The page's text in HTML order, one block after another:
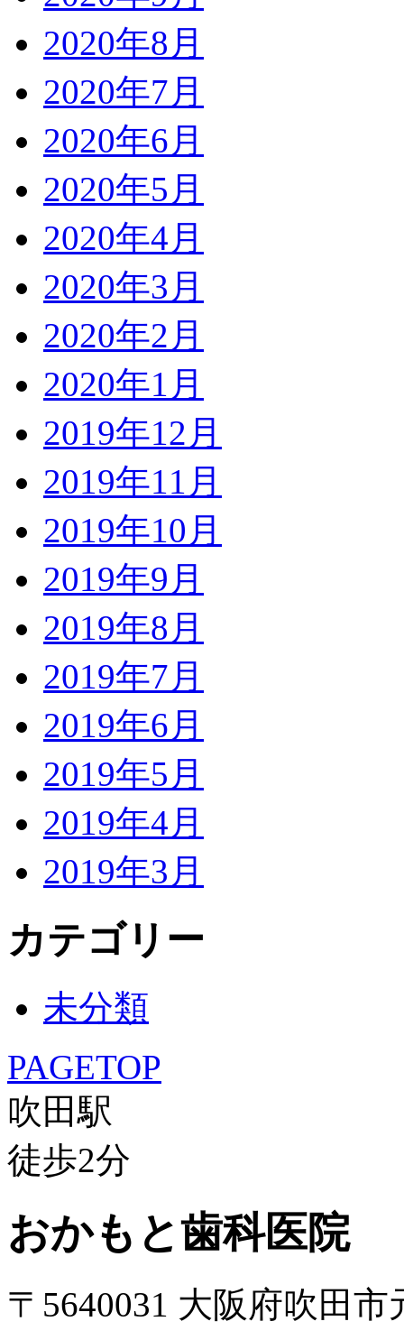
2020年8月
2020年7月
2020年6月
2020年5月
2020年4月
2020年3月
2020年2月
2020年1月
2019年12月
2019年11月
2019年10月
2019年9月
2019年8月
2019年7月
2019年6月
2019年5月
2019年4月
2019年3月
カテゴリー
未分類
PAGETOP
吹田駅
徒歩2分
おかもと歯科医院
〒5640031 大阪府吹田